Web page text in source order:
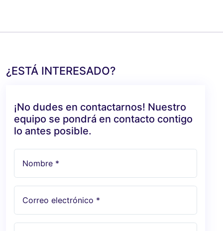
¿ESTÁ INTERESADO?
¡No dudes en contactarnos! Nuestro
equipo se pondrá en contacto contigo
lo antes posible.
Nombre *
Correo electrónico *